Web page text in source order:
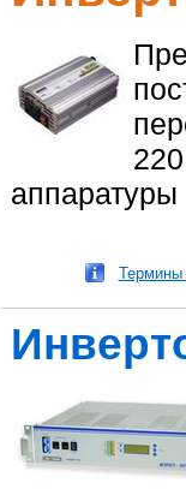
аппаратуры
Термины